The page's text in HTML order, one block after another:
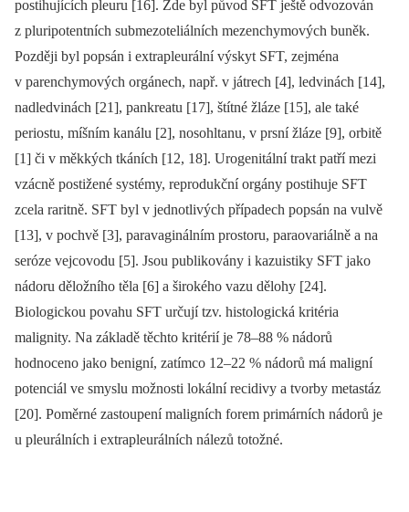
postihujících pleuru [16]. Zde byl původ SFT ještě odvozován
z pluripotentních submezoteliálních mezenchymových buněk.
Později byl popsán i extrapleurální výskyt SFT, zejména
v parenchymových orgánech, např. v játrech [4], ledvinách [14],
nadledvinách [21], pankreatu [17], štítné žláze [15], ale také
periostu, míšním kanálu [2], nosohltanu, v prsní žláze [9], orbitě
[1] či v měkkých tkáních [12, 18]. Urogenitální trakt patří mezi
vzácně postižené systémy, reprodukční orgány postihuje SFT
zcela raritně. SFT byl v jednotlivých případech popsán na vulvě
[13], v pochvě [3], paravaginálním prostoru, paraovariálně a na
seróze vejcovodu [5]. Jsou publikovány i kazuistiky SFT jako
nádoru děložního těla [6] a širokého vazu dělohy [24].
Biologickou povahu SFT určují tzv. histologická kritéria
malignity. Na základě těchto kritérií je 78–88 % nádorů
hodnoceno jako benigní, zatímco 12–22 % nádorů má maligní
potenciál ve smyslu možnosti lokální recidivy a tvorby metastáz
[20]. Poměrné zastoupení maligních forem primárních nádorů je
u pleurálních i extrapleurálních nálezů totožné.